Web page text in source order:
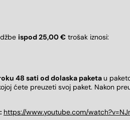
ispod 25,00 € trošak iznosi:
48 sati od dolaska paketau
ćete preuzeti svoj paket. Nakon
https://www.youtube.com/